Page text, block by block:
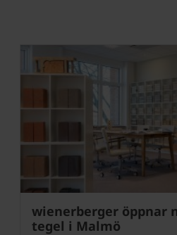
wienerberger öppnar
tegel i Malmö